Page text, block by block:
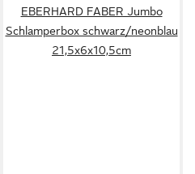
EBERHARD FABER Jumbo
Schlamperbox schwarz/neonblau
21,5x6x10,5cm